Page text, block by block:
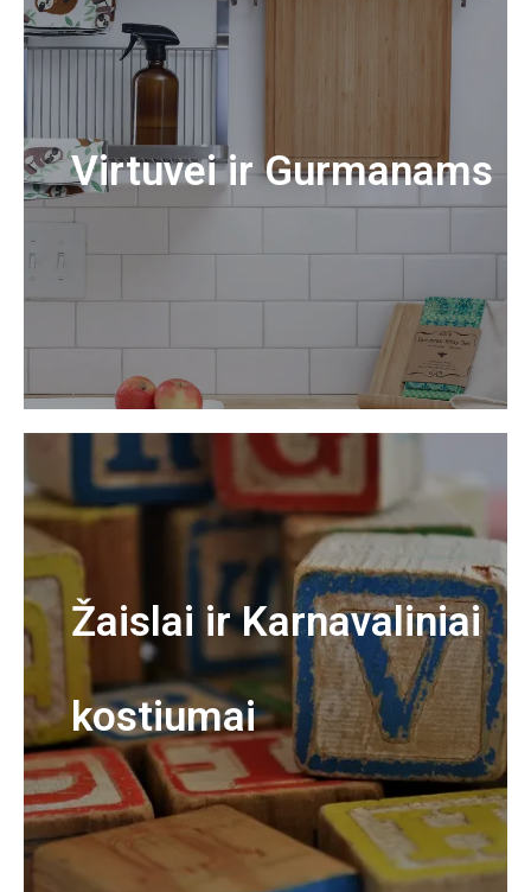
Virtuvei ir Gurmanams
Žaislai ir Karnavaliniai
kostiumai